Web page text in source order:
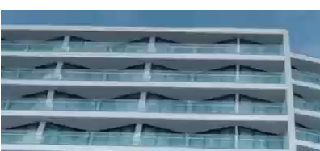
chơi
Video